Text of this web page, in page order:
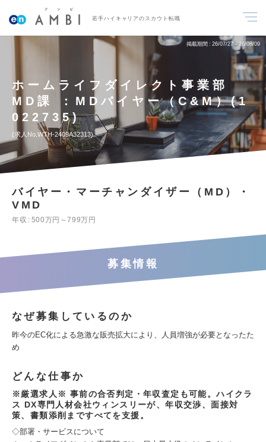
若手ハイキャリアのスカウト転職
掲載期間 26/07/27～26/08/09
ホームライフダイレクト事業部
MD課 ：MDバイヤー（C&M）(1
022735)
求人No.WTH-2409A32313
バイヤー・マーチャンダイザー（MD）・
VMD
年収 500万円～799万円
募集情報
なぜ募集しているのか
昨今のEC化による急激な販売拡大により、人員増強が必要となったた
め
どんな仕事か
※厳選求人※ 事前の合否判定・年収査定も可能。ハイクラ
ス DX専門人材会社ウィンスリーが、年収交渉、面接対
策、書類添削まですべてを支援。
◇部署・サービスについて